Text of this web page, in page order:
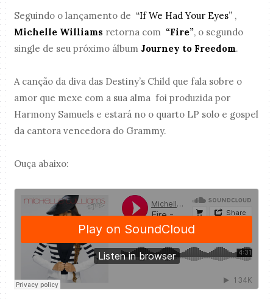
Seguindo o lançamento de “If We Had Your Eyes” ,
Michelle Williams retorna com “Fire”, o segundo
single de seu próximo álbum Journey to Freedom.
A canção da diva das Destiny’s Child que fala sobre o
amor que mexe com a sua alma foi produzida por
Harmony Samuels e estará no o quarto LP solo e gospel
da cantora vencedora do Grammy.
Ouça abaixo: